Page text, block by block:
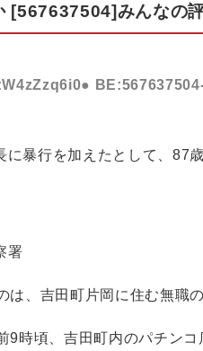
[567637504]みんなの
暴行を加えたとして、87
署
、吉田町片岡に住む無職
9時頃、吉田町内のパチン